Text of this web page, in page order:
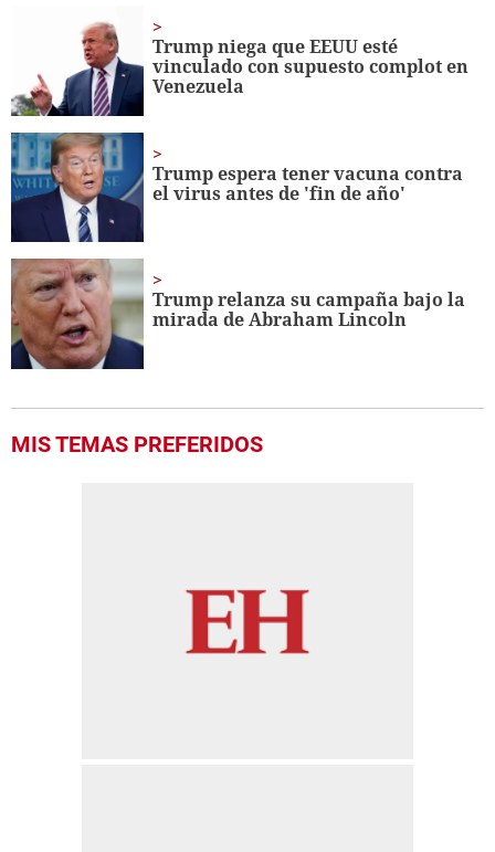
Trump niega que EEUU esté
vinculado con supuesto complot en
Venezuela
Trump espera tener vacuna contra
el virus antes de 'fin de año'
Trump relanza su campaña bajo la
mirada de Abraham Lincoln
MIS TEMAS PREFERIDOS